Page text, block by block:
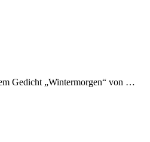
Gedicht „Wintermorgen“ von …